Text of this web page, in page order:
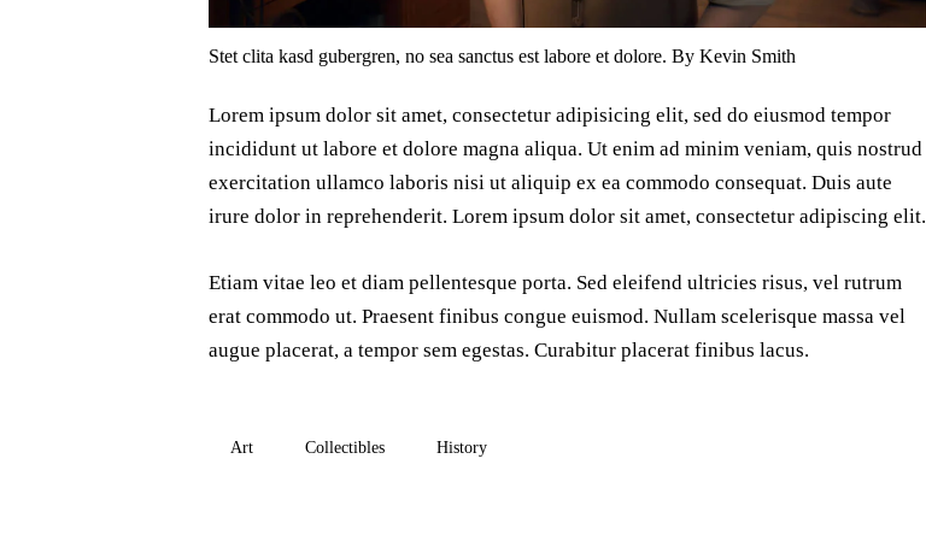
Stet clita kasd gubergren, no sea sanctus est labore et dolore. By Kevin Smith
Lorem ipsum dolor sit amet, consectetur adipisicing elit, sed do eiusmod tempor
incididunt ut labore et dolore magna aliqua. Ut enim ad minim veniam, quis nostrud
exercitation ullamco laboris nisi ut aliquip ex ea commodo consequat. Duis aute
irure dolor in reprehenderit. Lorem ipsum dolor sit amet, consectetur adipiscing elit.
Etiam vitae leo et diam pellentesque porta. Sed eleifend ultricies risus, vel rutrum
erat commodo ut. Praesent finibus congue euismod. Nullam scelerisque massa vel
augue placerat, a tempor sem egestas. Curabitur placerat finibus lacus.
Art Collectibles History